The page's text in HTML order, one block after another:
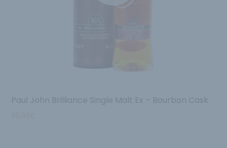
Paul John Brilliance Single Malt Ex – Bourbon Cask